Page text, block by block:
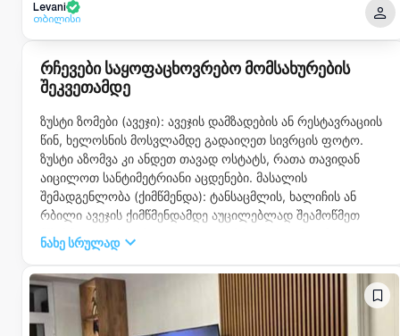
Levani
თბილისი
რჩევები საყოფაცხოვრებო მომსახურების
შეკვეთამდე
ზუსტი ზომები (ავეჯი): ავეჯის დამზადების ან რესტავრაციის
წინ, ხელოსნის მოსვლამდე გადაიღეთ სივრცის ფოტო.
ზუსტი აზომვა კი ანდეთ თავად ოსტატს, რათა თავიდან
აიცილოთ სანტიმეტრიანი აცდენები. მასალის
შემადგენლობა (ქიმწმენდა): ტანსაცმლის, ხალიჩის ან
რბილი ავეჯის ქიმწმენდამდე აუცილებლად შეამოწმეთ
მწარმოებლის იარლიყი (Label). პროფესიონალმა
წინასწარ უნდა იცოდეს ქსოვილის ტიპი სწორი ქიმიკატის
შესარჩევად. საკეტის ორიგინალი (გასაღებები): გასაღების
დუბლიკატის დამზადებისას ხელოსანს ყოველთვის
მიუტანეთ ორიგინალი და ნაკლებად გაცვეთილი ვერსია.
ეს უზრუნველყოფს, რომ ახალმა გასაღებმა საკეტში
ნახე სრულად